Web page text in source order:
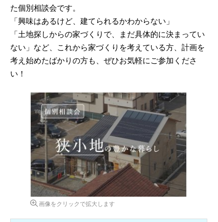
た個別相談会です。
「興味はあるけど、建てられるかわからない」
「土地探しからの家づくりで、まだ具体的に決まってい
ない」など、これから家づくりを考えている方、計画を
考え始めたばかりの方も、ぜひお気軽にご参加くださ
い！
画像をクリックで拡大します